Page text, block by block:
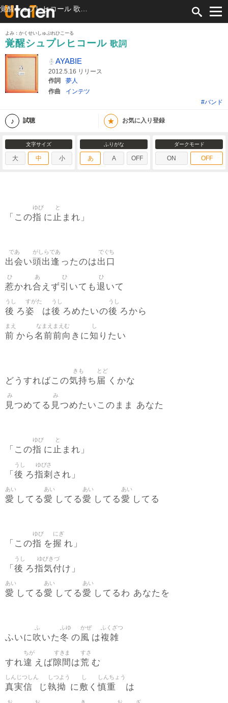
よみ：かくせいしゅぷれひこーる
覚醒シュプレヒコール 歌詞
AYABIE
2012.5.16 リリース
作詞
夢人
作曲
インテツ
#バンド
試聴 ★ お気に入り登録
文字サイズ
大 中 小
ふりがな
あ A OFF
ダークモード
ON OFF
「この指
ゆび
に止
と
まれ」
出会
であ
い頭出逢
がしらであ
ったのは出口
でぐち
惹
ひ
かれ合
あ
えず引
ひ
いても退
ひ
いて
後
うし
ろ姿
すがた
は後
うし
ろめたいの後
うし
ろから
前
まえ
から名前前向
なまえまえむ
きに知
し
りたい
どうすればこの気持
きも
ち 届
とど
くかな
見
み
つめてる 見
み
つめたいこのまま あなた
「この指
ゆび
に止
と
まれ」
「 後
うし
ろ指刺
ゆびさ
され」
愛
あい
してる愛
あい
してる愛
あい
してる愛
あい
してる
「この指
ゆび
を握
にぎ
れ」
「 後
うし
ろ指気付
ゆびきづ
け」
愛
あい
してる愛
あい
してる愛
あい
してるわ あなたを
ふいに 吹
ふ
いた冬
ふゆ
の風
かぜ
は複雑
ふくざつ
すれ違
ちが
えば隙間
すきま
は荒
すさ
む
真実信
しんじつしん
じ執拗
しつよう
に敷
し
く慎重
しんちょう
は
お お き お ざ